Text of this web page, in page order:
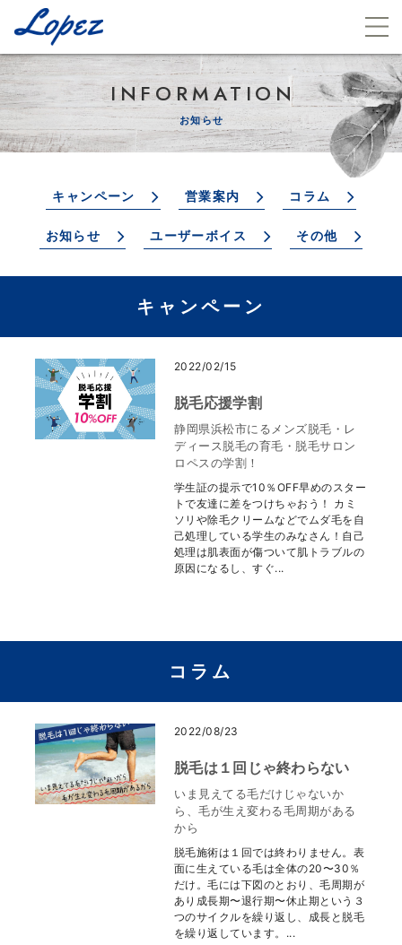
INFORMATION
お知らせ
キャンペーン 営業案内 コラム
お知らせ ユーザーボイス その他
キャンペーン
2022/02/15
脱毛応援学割
静岡県浜松市にるメンズ脱毛・レ
ディース脱毛の育毛・脱毛サロン
ロペスの学割！
学生証の提示で10％OFF早めのスター
トで友達に差をつけちゃおう！ カミ
ソリや除毛クリームなどでムダ毛を自
己処理している学生のみなさん！自己
処理は肌表面が傷ついて肌トラブルの
原因になるし、すぐ...
コラム
2022/08/23
脱毛は１回じゃ終わらない
いま見えてる毛だけじゃないか
ら、毛が生え変わる毛周期がある
から
脱毛施術は１回では終わりません。表
面に生えている毛は全体の20〜30％
だけ。毛には下図のとおり、毛周期が
あり成長期〜退行期〜休止期という３
つのサイクルを繰り返し、成長と脱毛
を繰り返しています。...